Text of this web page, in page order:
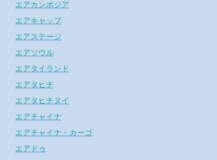
エアカンボジア
エアキャップ
エアステージ
エアソウル
エアタイランド
エアタヒチ
エアタヒチヌイ
エアチャイナ
エアチャイナ・カーゴ
エアドゥ